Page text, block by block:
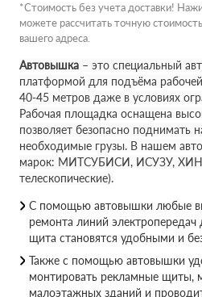
*Стоимость без учета доставки!
можете рассчитать точную
вашего адреса.
Автовышка – это специальный
платформой для подъёма
40-45 метров даже в условиях
Рабочая площадка оснащена
позволяет безопасно поднимать
необходимые грузы. В нашем
марок: МИТСУБИСИ, ИСУЗУ,
телескопические).
С помощью автовышки любые
ремонта линий
щита становятся удобными и
Также с помощью автовышки
монтировать рекламные щиты,
малоэтажных зданий и